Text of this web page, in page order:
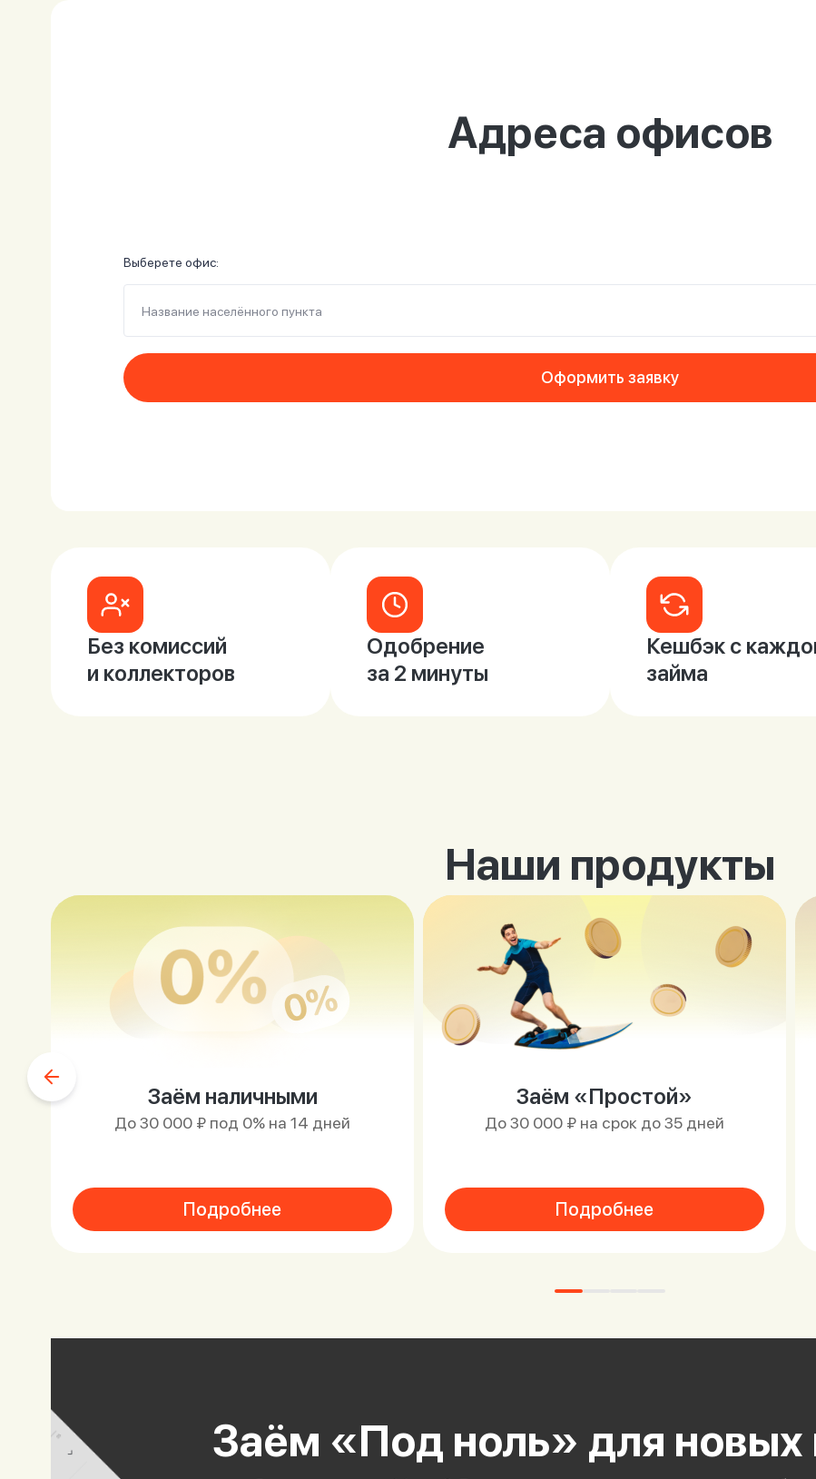
Адреса офисов
Выберете офис:
Название населённого пункта
Оформить заявку
Без комиссий
и коллекторов
Одобрение
за 2 минуты
Кешбэк с
займа
Наши продукты
Заём наличными
До 30 000 ₽ под 0% на 14 дней
Подробнее
Заём «Простой»
До 30 000 ₽ на срок до 35 дней
Подробнее
Заём «Под ноль» для новых